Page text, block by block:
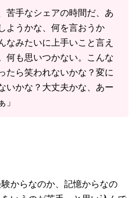
苦手なシェアの時間だ、あ
ようかな、何を言おうか
なみたいに上手いこと言え
何も思いつかない。こんな
たら笑われないかな？変に
いかな？大丈夫かな、あー
」
からなのか、記憶からなの